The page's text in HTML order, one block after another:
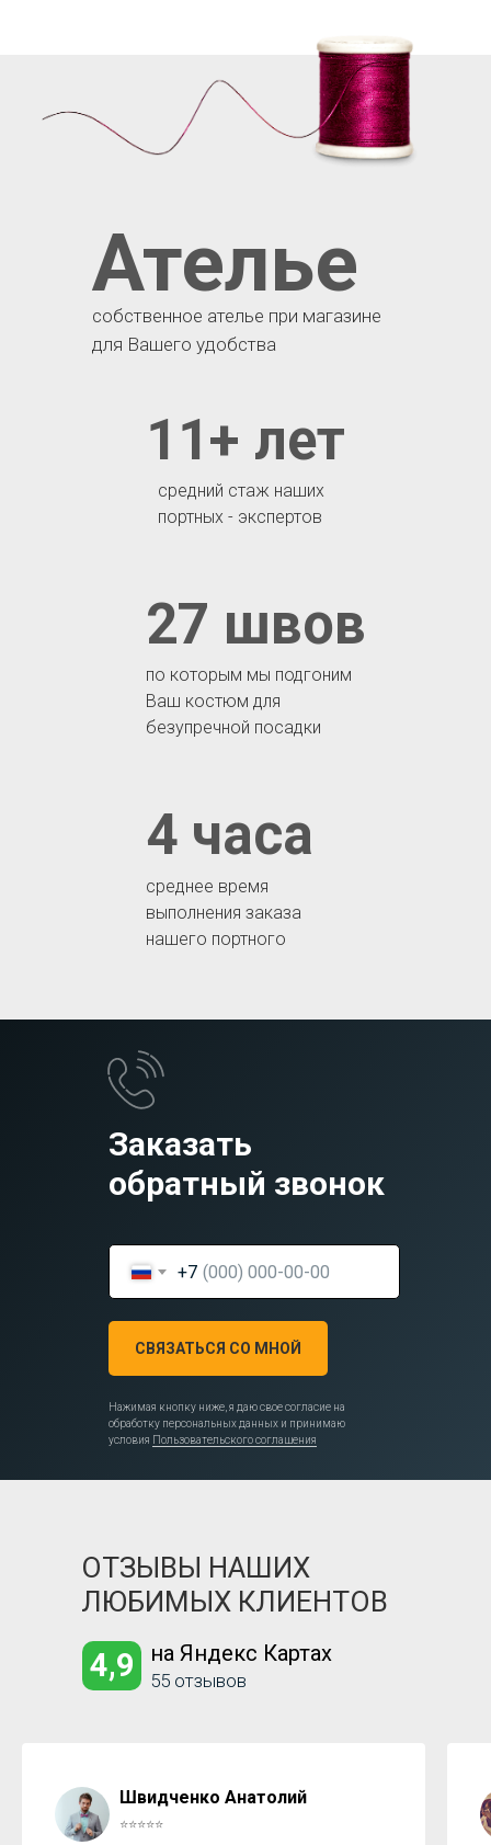
среднее время
выполнения заказа
нашего портного
4 часа
по которым мы подгоним
Ваш костюм для
безупречной посадки
27 швов
средний стаж наших
портных - экспертов
11+ лет
Ателье
собственное ателье при магазине
для Вашего удобства
Заказать
обратный звонок
+7
СВЯЗАТЬСЯ СО МНОЙ
Нажимая кнопку ниже, я даю свое согласие на
обработку персональных данных и принимаю
условия Пользовательского соглашения
55 отзывов
на Яндекс Картах
4,9
ОТЗЫВЫ НАШИХ
ЛЮБИМЫХ КЛИЕНТОВ
Швидченко Анатолий
⭐⭐⭐⭐⭐